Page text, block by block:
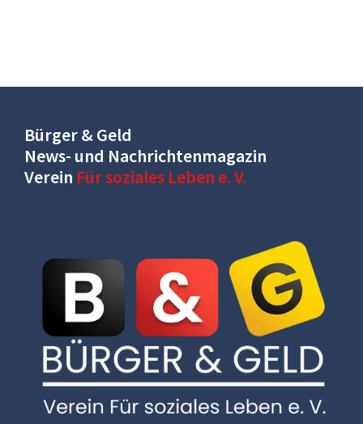
Bürger & Geld
News- und Nachrichtenmagazin
Verein Für soziales Leben e. V.